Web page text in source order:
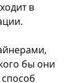
в
бы они